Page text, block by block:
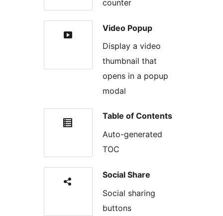
counter
Video Popup
Display a video
thumbnail that
opens in a popup
modal
Table of Contents
Auto-generated
TOC
Social Share
Social sharing
buttons